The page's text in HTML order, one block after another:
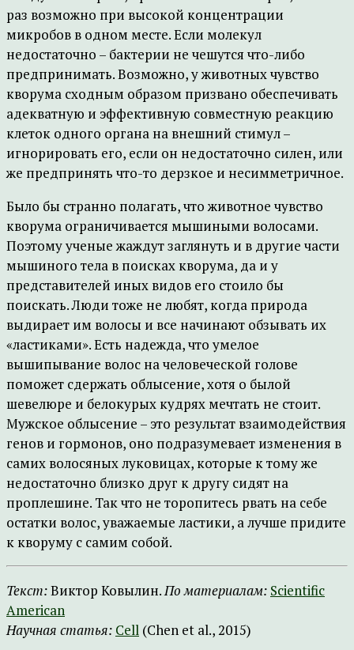
раз возможно при высокой концентрации
микробов в одном месте. Если молекул
недостаточно – бактерии не чешутся что-либо
предпринимать. Возможно, у животных чувство
кворума сходным образом призвано обеспечивать
адекватную и эффективную совместную реакцию
клеток одного органа на внешний стимул –
игнорировать его, если он недостаточно силен, или
же предпринять что-то дерзкое и несимметричное.
Было бы странно полагать, что животное чувство
кворума ограничивается мышиными волосами.
Поэтому ученые жаждут заглянуть и в другие части
мышиного тела в поисках кворума, да и у
представителей иных видов его стоило бы
поискать. Люди тоже не любят, когда природа
выдирает им волосы и все начинают обзывать их
«ластиками». Есть надежда, что умелое
вышипывание волос на человеческой голове
поможет сдержать облысение, хотя о былой
шевелюре и белокурых кудрях мечтать не стоит.
Мужское облысение – это результат взаимодействия
генов и гормонов, оно подразумевает изменения в
самих волосяных луковицах, которые к тому же
недостаточно близко друг к другу сидят на
проплешине. Так что не торопитесь рвать на себе
остатки волос, уважаемые ластики, а лучше придите
к кворуму с самим собой.
Текст:Виктор Ковылин.По материалам: Scientific
American
Научная статья: Cell (Chen et al., 2015)